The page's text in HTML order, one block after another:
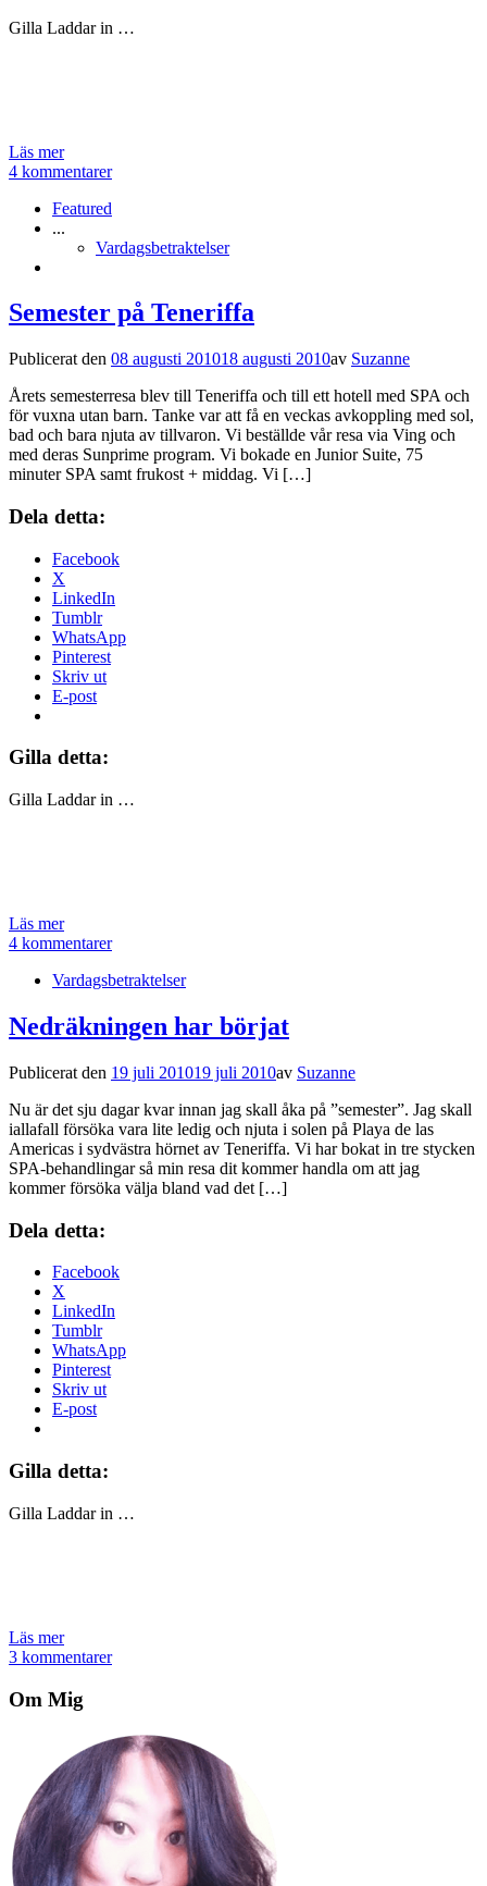
Gilla Laddar in …
Läs mer
4 kommentarer
Featured
...
Vardagsbetraktelser
Semester på Teneriffa
Publicerat den 08 augusti 201018 augusti 2010av Suzanne
Årets semesterresa blev till Teneriffa och till ett hotell med SPA och
för vuxna utan barn. Tanke var att få en veckas avkoppling med sol,
bad och bara njuta av tillvaron. Vi beställde vår resa via Ving och
med deras Sunprime program. Vi bokade en Junior Suite, 75
minuter SPA samt frukost + middag. Vi […]
Dela detta:
Facebook
X
LinkedIn
Tumblr
WhatsApp
Pinterest
Skriv ut
E-post
Gilla detta:
Gilla Laddar in …
Läs mer
4 kommentarer
Vardagsbetraktelser
Nedräkningen har börjat
Publicerat den 19 juli 201019 juli 2010av Suzanne
Nu är det sju dagar kvar innan jag skall åka på ”semester”. Jag skall
iallafall försöka vara lite ledig och njuta i solen på Playa de las
Americas i sydvästra hörnet av Teneriffa. Vi har bokat in tre stycken
SPA-behandlingar så min resa dit kommer handla om att jag
kommer försöka välja bland vad det […]
Dela detta:
Facebook
X
LinkedIn
Tumblr
WhatsApp
Pinterest
Skriv ut
E-post
Gilla detta:
Gilla Laddar in …
Läs mer
3 kommentarer
Om Mig